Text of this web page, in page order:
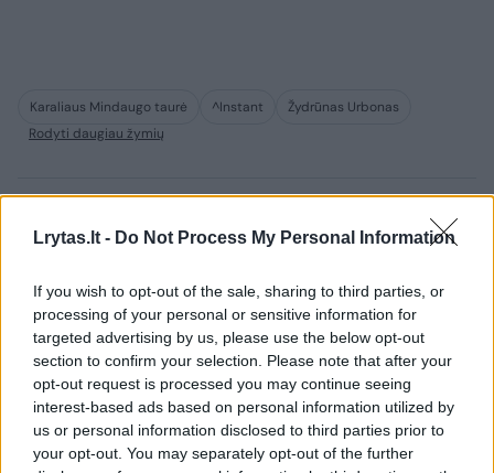
Lrytas.lt - Do Not Process My Personal Information
If you wish to opt-out of the sale, sharing to third parties, or
processing of your personal or sensitive information for
targeted advertising by us, please use the below opt-out
section to confirm your selection. Please note that after your
opt-out request is processed you may continue seeing
interest-based ads based on personal information utilized by
us or personal information disclosed to third parties prior to
your opt-out. You may separately opt-out of the further
Karaliaus Mindaugo taurė ^Instant
Žydrūnas Urbonas
Rodyti daugiau žymių
Komentuoti po šiuo straipsniu
Komentuoti gali tik Lrytas registruoti vartotojai.
Prisijunkite prie registruotų vartotojų
bendruomenės ir bendraukite komentaruose!
Rodyti komentarus